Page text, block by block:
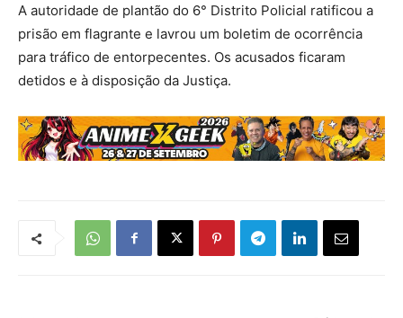
A autoridade de plantão do 6° Distrito Policial ratificou a
prisão em flagrante e lavrou um boletim de ocorrência
para tráfico de entorpecentes. Os acusados ficaram
detidos e à disposição da Justiça.